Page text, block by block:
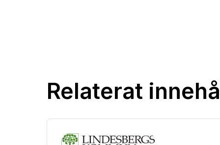
Relaterat